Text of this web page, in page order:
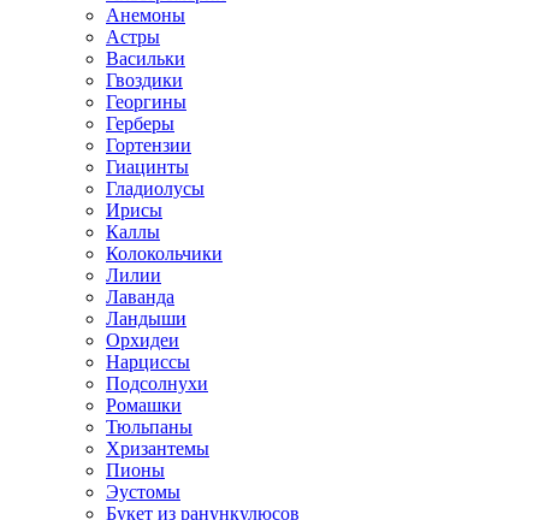
Анемоны
Астры
Васильки
Гвоздики
Георгины
Герберы
Гортензии
Гиацинты
Гладиолусы
Ирисы
Каллы
Колокольчики
Лилии
Лаванда
Ландыши
Орхидеи
Нарциссы
Подсолнухи
Ромашки
Тюльпаны
Хризантемы
Пионы
Эустомы
Букет из ранункулюсов